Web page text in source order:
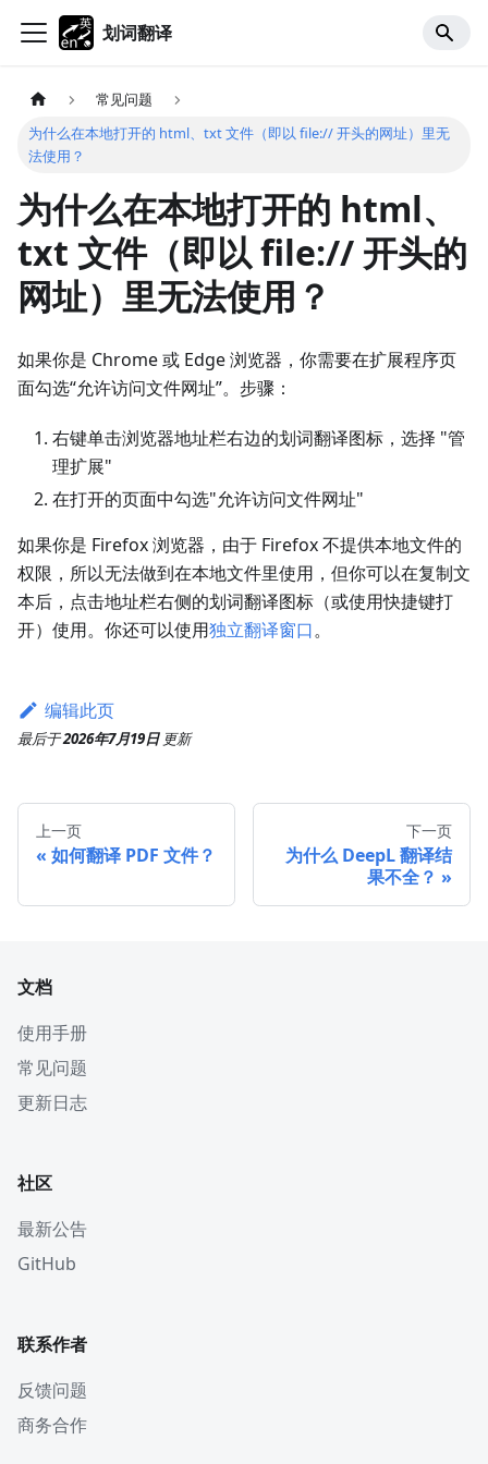
划词翻译
常见问题
为什么在本地打开的 html、txt 文件（即以 file:// 开头的网址）里无
法使用？
为什么在本地打开的 html、
txt 文件（即以 file:// 开头的
网址）里无法使用？
如果你是 Chrome 或 Edge 浏览器，你需要在扩展程序页
面勾选“允许访问文件网址”。步骤：
右键单击浏览器地址栏右边的划词翻译图标，选择 "管
理扩展"
在打开的页面中勾选"允许访问文件网址"
如果你是 Firefox 浏览器，由于 Firefox 不提供本地文件的
权限，所以无法做到在本地文件里使用，但你可以在复制文
本后，点击地址栏右侧的划词翻译图标（或使用快捷键打
开）使用。你还可以使用独立翻译窗口。
编辑此页
最后于2026年7月19日 更新
上一页
如何翻译 PDF 文件？
下一页
为什么 DeepL 翻译结
果不全？
文档
使用手册
常见问题
更新日志
社区
最新公告
GitHub
联系作者
反馈问题
商务合作